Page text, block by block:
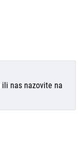
ili nas nazovite na